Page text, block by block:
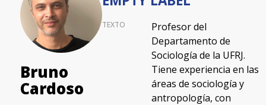
Bruno
Cardoso
TEXTO
Profesor del
Departamento de
Sociología de la UFRJ.
Tiene experiencia en las
áreas de sociología y
antropología, con